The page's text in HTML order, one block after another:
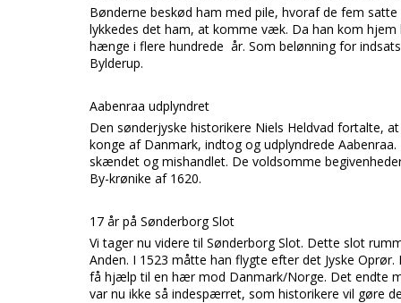
Bønderne beskød ham med pile, hvoraf de fem
lykkedes det ham, at komme væk. Da han kom
hænge i flere hundrede år. Som belønning for
Bylderup.
Aabenraa udplyndret
Den sønderjyske historikere Niels Heldvad fortalte,
konge af Danmark, indtog og udplyndrede
skændet og mishandlet. De voldsomme
By-krønike af 1620.
17 år på Sønderborg Slot
Vi tager nu videre til Sønderborg Slot. Dette slot
Anden. I 1523 måtte han flygte efter det Jyske
få hjælp til en hær mod Danmark/Norge. Det endte
var nu ikke så indespærret, som historikere vil gøre